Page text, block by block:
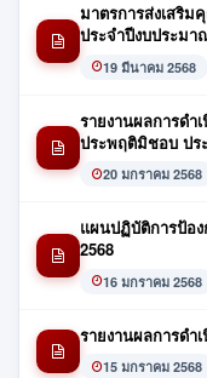
มาตรการส่งเสริ
ประจำปีงบประมา
19 มีนาคม 2568
รายงานผลการดำ
ประพฤติมิชอบ ปร
20 มกราคม 2568
แผนปฏิบัติการป้อ
2568
16 มกราคม 2568
รายงานผลการดำ
15 มกราคม 2568